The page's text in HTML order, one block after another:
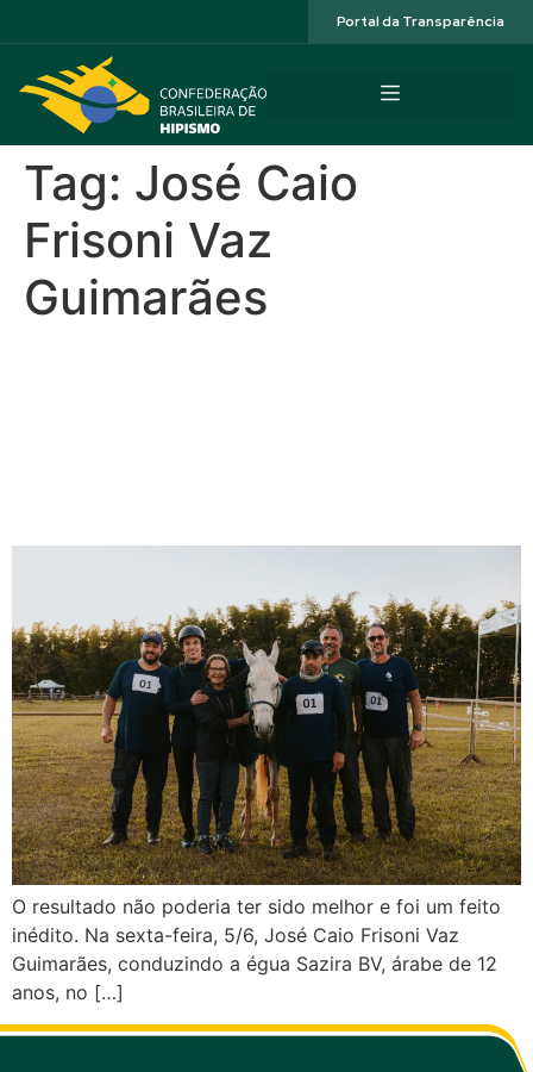
Portal da Transparência
Tag: José Caio
Frisoni Vaz
Guimarães
O resultado não poderia ter sido melhor e foi um feito
inédito. Na sexta-feira, 5/6, José Caio Frisoni Vaz
Guimarães, conduzindo a égua Sazira BV, árabe de 12
anos, no […]